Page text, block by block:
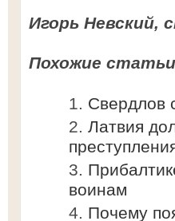
Игорь Невский,
Похожие
Свердлов
Латвия
воинам
Почему